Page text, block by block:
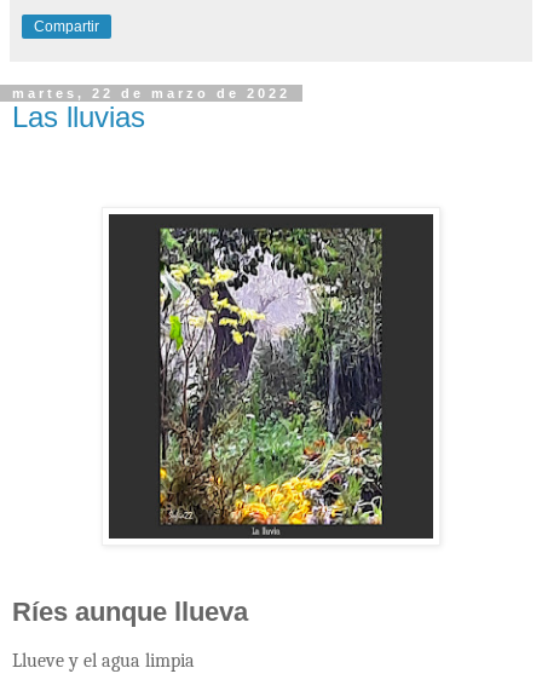
Compartir
martes, 22 de marzo de 2022
Las lluvias
Ríes aunque llueva
Llueve y el agua limpia